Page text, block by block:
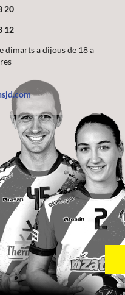
20
12
dimarts a dijous de 18 a